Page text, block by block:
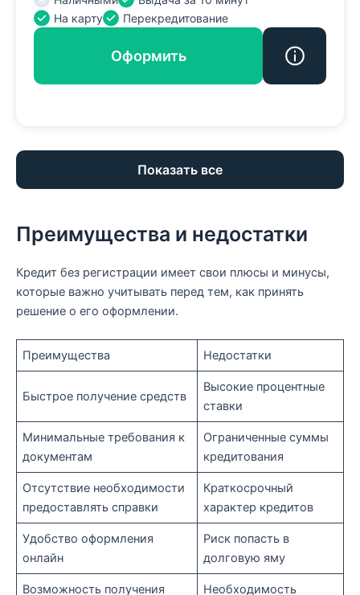
На карту
Перекредитование
Оформить
Показать все
Преимущества и недостатки
Кредит без регистрации имеет свои плюсы и минусы,
которые важно учитывать перед тем, как принять
решение о его оформлении.
Преимущества Недостатки
Быстрое получение средств
Высокие процентные
ставки
Минимальные требования к
документам
Ограниченные суммы
кредитования
Отсутствие необходимости
предоставлять справки
Краткосрочный
характер кредитов
Удобство оформления
онлайн
Риск попасть в
долговую яму
Возможность получения Необходимость